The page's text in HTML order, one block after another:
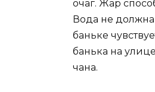
очаг. Жар
Вода не
баньке
банька на
чана.